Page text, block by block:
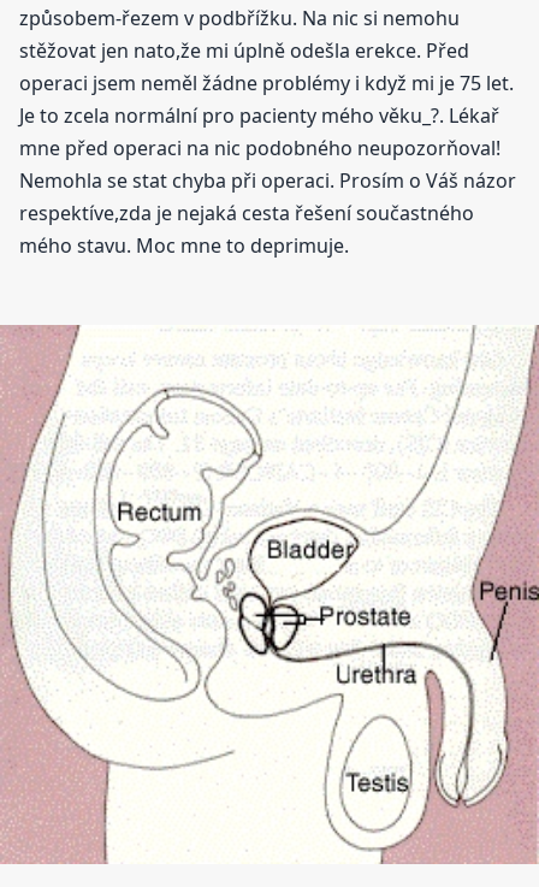
způsobem-řezem v podbřížku. Na nic si nemohu
stěžovat jen nato,že mi úplně odešla erekce. Před
operaci jsem neměl žádne problémy i když mi je 75 let.
Je to zcela normální pro pacienty mého věku_?. Lékař
mne před operaci na nic podobného neupozorňoval!
Nemohla se stat chyba při operaci. Prosím o Váš názor
respektíve,zda je nejaká cesta řešení součastného
mého stavu. Moc mne to deprimuje.